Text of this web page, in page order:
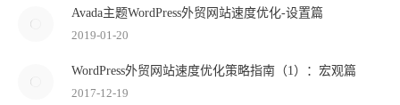
Avada主题WordPress外贸网站速度优化-设置篇
2019-01-20
WordPress外贸网站速度优化策略指南（1）：宏观篇
2017-12-19